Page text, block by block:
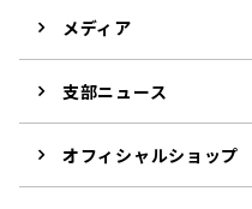
メディア
支部ニュース
オフィシャルショップ